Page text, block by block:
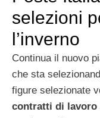
selezioni
l’inverno
Continua il nuovo
che sta
figure selezionate
contratti di lavoro